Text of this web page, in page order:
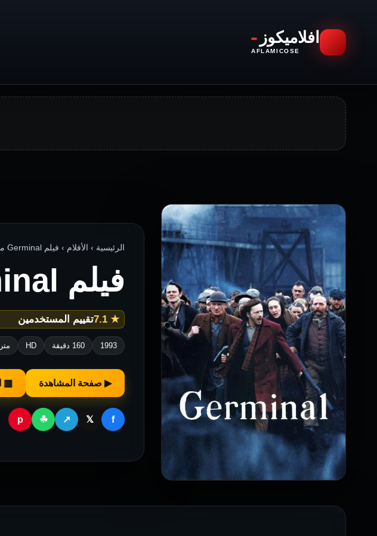
افلاميكوز
AFLAMICOSE
الرئيسية › الأفلام › فيلم Germinal مترجم للكبار فقط
فيلم Germinal مترجم للكبار فقط
★ 7.1 تقييم المستخدمين
1993 160 دقيقة HD
▶ صفحة المشاهدة ▦
f
𝕏
↗
☘
p